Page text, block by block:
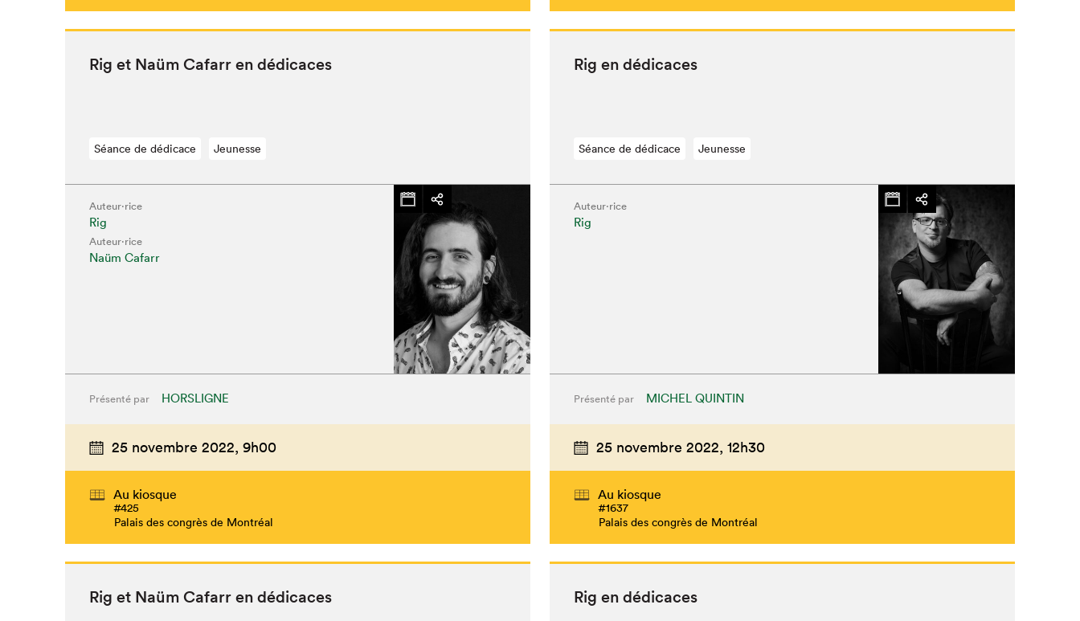
Que cherchez-vous?
Rig et Naüm Cafarr en dédicaces
Séance de dédicace Jeunesse
Auteur·rice
Rig
Auteur·rice
Naüm Cafarr
Présenté par HORSLIGNE
25 novembre 2022, 9h00
Au kiosque
#425
Palais des congrès de Montréal
Rig en dédicaces
Séance de dédicace Jeunesse
Auteur·rice
Rig
Présenté par MICHEL QUINTIN
25 novembre 2022, 12h30
Au kiosque
#1637
Palais des congrès de Montréal
Rig et Naüm Cafarr en dédicaces Rig en dédicaces